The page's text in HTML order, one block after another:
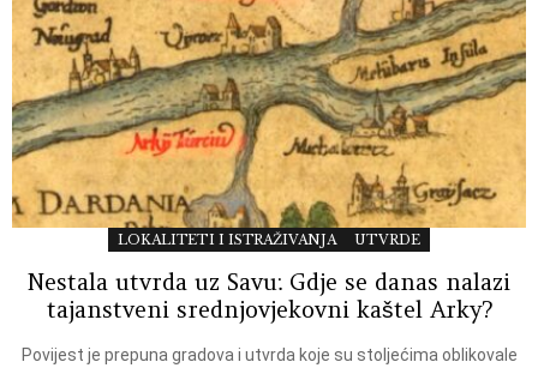
LOKALITETI I ISTRAŽIVANJA UTVRDE
Nestala utvrda uz Savu: Gdje se danas nalazi
tajanstveni srednjovjekovni kaštel Arky?
Povijest je prepuna gradova i utvrda koje su stoljećima oblikovale